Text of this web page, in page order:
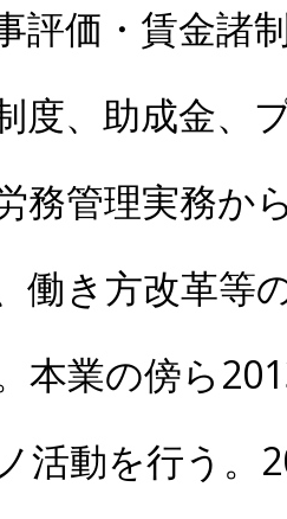
評価・賃金諸
度、助成金、
務管理実務か
働き方改革等
本業の傍ら
活動を行う。